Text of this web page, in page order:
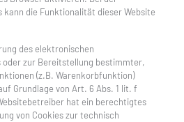
kann die Funktionalität dieser Website
des elektronischen
zur Bereitstellung bestimmter,
(z.B. Warenkorbfunktion)
Grundlage von Art. 6 Abs. 1 lit. f
hat ein berechtigtes
von Cookies zur technisch